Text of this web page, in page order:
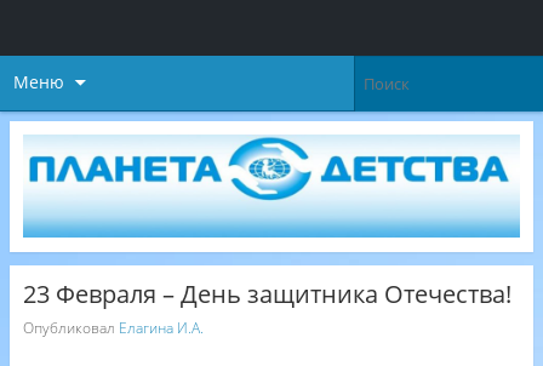
Меню
23 Февраля – День защитника Отечества!
Опубликовал Елагина И.А.